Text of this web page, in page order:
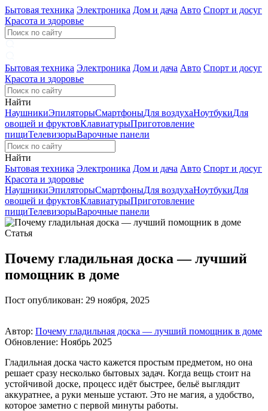
Бытовая техника Электроника Дом и дача Авто Спорт и досуг
Красота и здоровье
Бытовая техника Электроника Дом и дача Авто Спорт и досуг
Красота и здоровье
Найти
НаушникиЭпиляторыСмартфоныДля воздухаНоутбукиДля
овощей и фруктовКлавиатурыПриготовление
пищиТелевизорыВарочные панели
Найти
Бытовая техника Электроника Дом и дача Авто Спорт и досуг
Красота и здоровье
НаушникиЭпиляторыСмартфоныДля воздухаНоутбукиДля
овощей и фруктовКлавиатурыПриготовление
пищиТелевизорыВарочные панели
Статья
Почему гладильная доска — лучший
помощник в доме
Пост опубликован: 29 ноября, 2025
Автор: Почему гладильная доска — лучший помощник в доме
Обновление: Ноябрь 2025
Гладильная доска часто кажется простым предметом, но она
решает сразу несколько бытовых задач. Когда вещь стоит на
устойчивой доске, процесс идёт быстрее, бельё выглядит
аккуратнее, а руки меньше устают. Это не магия, а удобство,
которое заметно с первой минуты работы.